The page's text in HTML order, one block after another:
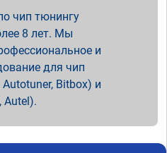
чип тюнингу
8 лет. Мы
и
для чип
Bitbox) и
Autel).